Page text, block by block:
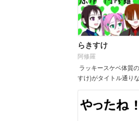
らきすけ
阿修羅
ラッキースケベ体質
すけ)がタイトル通り